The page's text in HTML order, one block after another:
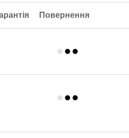
Повернення